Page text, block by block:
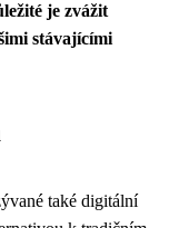
je zvážit
stávajícími
také digitální